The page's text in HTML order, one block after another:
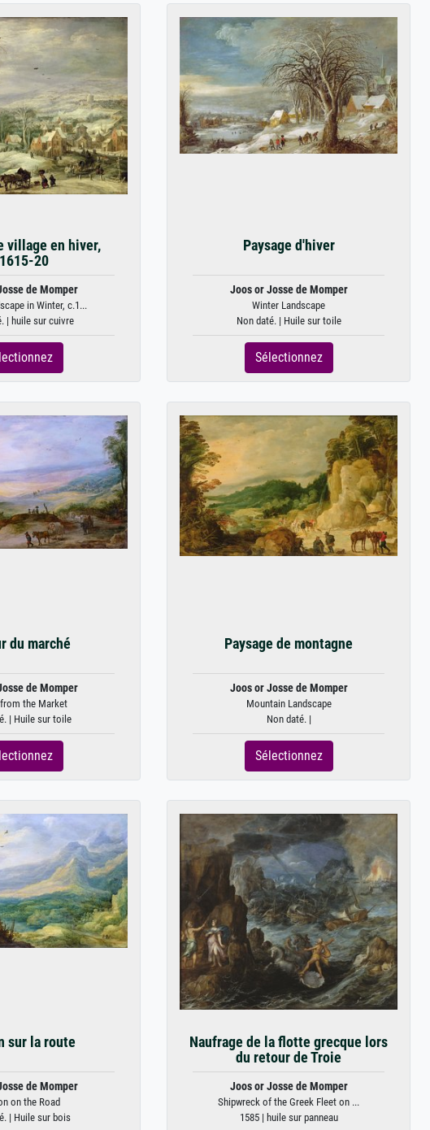
village en hiver,
20
de Momper
in Winter, c.1...
| huile sur cuivre
Paysage d'hiver
Joos or Josse de Momper
Winter Landscape
Non daté. | Huile sur toile
Sélectionnez
du marché
de Momper
the Market
| Huile sur toile
Paysage de montagne
Joos or Josse de Momper
Mountain Landscape
Non daté. |
Sélectionnez
sur la route
de Momper
on the Road
| Huile sur bois
Naufrage de la flotte grecque lors
du retour de Troie
Joos or Josse de Momper
Shipwreck of the Greek Fleet on ...
1585 | huile sur panneau